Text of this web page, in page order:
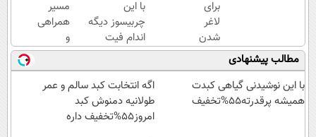
میلیون
✅
اقساط
12
ماهه +
15 سال
گارانتی
با کرم
جوانساز
آلمانی!
ماهه
ایمپلنت
برای
لاغر
شدن
کافیه
این
چربیسوز
گیاهی
با این
چربیسوز دیگه
اندام فیت
آرزو
نیست(تخفیف
تا امشب)
مسیر
همراهی
و
گزارش
عملکرد
گروه
در
مطالب پیشنهادی
با این نوشیدنی گیاهی کبدت
همیشه پرقدرته55%تخفیف
اگه انتخابت کبد سالم و عمر
طولانیه دمنوش کبد
امروز55%تخفیف داره